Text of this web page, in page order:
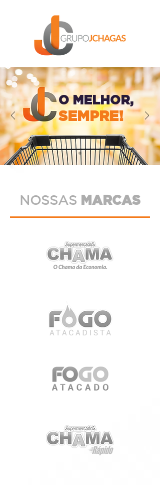
O MELHOR,
SEMPRE!
NOSSAS MARCAS